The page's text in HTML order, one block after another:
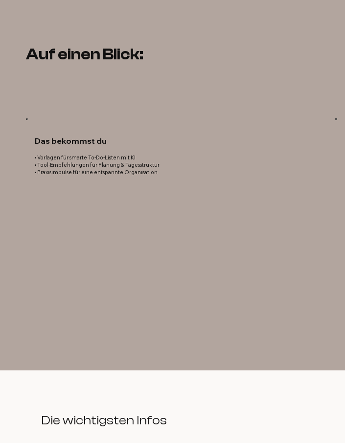
Auf einen Blick:
Das bekommst du
• Vorlagen für smarte To-Do-Listen mit KI
• Tool-Empfehlungen für Planung & Tagesstruktur
• Praxisimpulse für eine entspannte Organisation
Die wichtigsten Infos